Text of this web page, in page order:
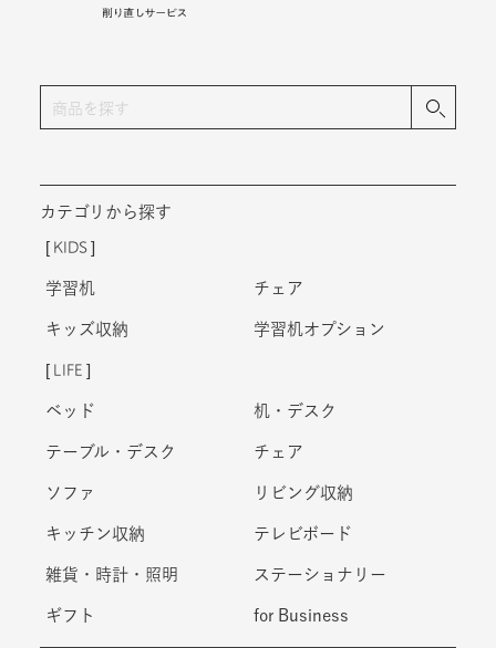
カテゴリから探す
KIDS
学習机 チェア
キッズ収納 学習机オプション
LIFE
ベッド 机・デスク
テーブル・デスク チェア
ソファ リビング収納
キッチン収納 テレビボード
雑貨・時計・照明 ステーショナリー
ギフト for Business